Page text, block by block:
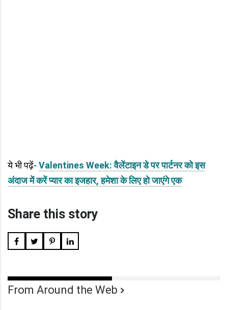
ये भी पढ़ें- Valentines Week: वैलेंटाइन डे पर पार्टनर को इस
अंदाज में करें प्यार का इजहार, हमेशा के लिए हो जाएंगे एक
Share this story
From Around the Web